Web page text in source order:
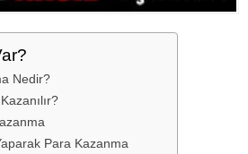
Nedir?
Para Kazanma